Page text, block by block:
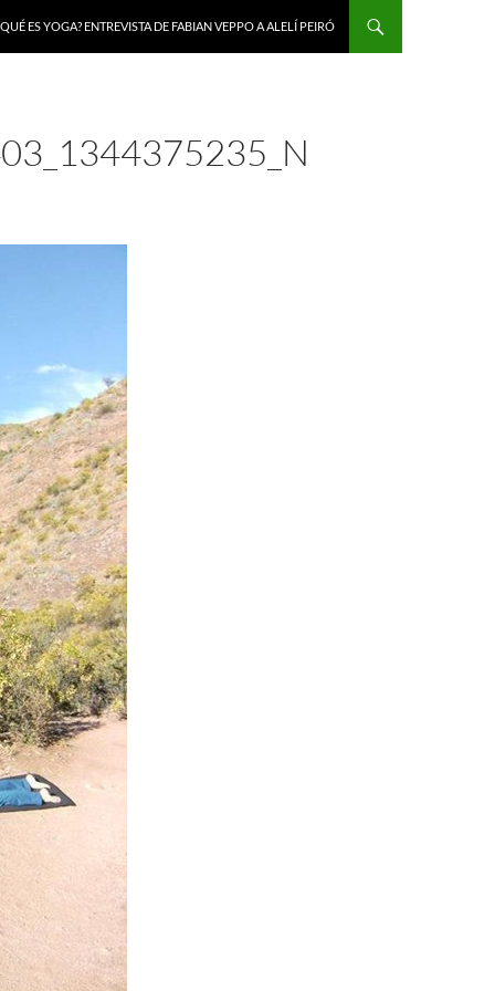
QUÉ ES YOGA? ENTREVISTA DE FABIAN VEPPO A ALELÍ PEIRÓ